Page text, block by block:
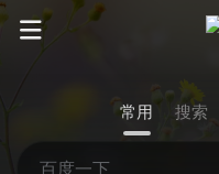
常用 搜索